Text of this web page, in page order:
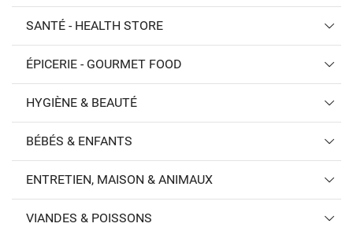
SANTÉ - HEALTH STORE
ÉPICERIE - GOURMET FOOD
HYGIÈNE & BEAUTÉ
BÉBÉS & ENFANTS
ENTRETIEN, MAISON & ANIMAUX
VIANDES & POISSONS